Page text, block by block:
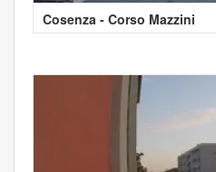
Cosenza - Corso Mazzini